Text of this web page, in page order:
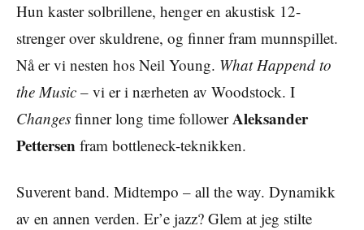
Hun kaster solbrillene, henger en akustisk 12-
strenger over skuldrene, og finner fram munnspillet.
Nå er vi nesten hos Neil Young. What Happend to
the Music – vi er i nærheten av Woodstock. I
Changes finner long time followerAleksander
Pettersen fram bottleneck-teknikken.
Suverent band. Midtempo – all the way. Dynamikk
av en annen verden. Er’e jazz? Glem at jeg stilte